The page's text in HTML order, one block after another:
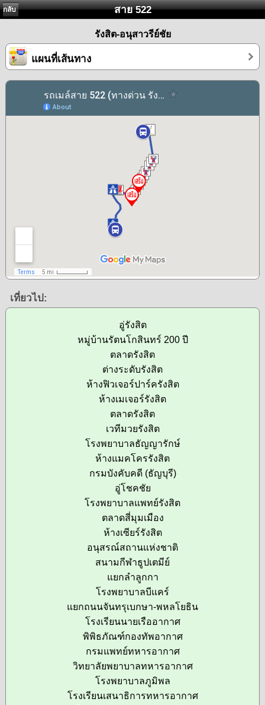
กลับ สาย 522
รังสิต-อนุสาวรีย์ชัย
แผนที่เส้นทาง
เที่ยวไป:
อู่รังสิต
หมู่บ้านรัตนโกสินทร์ 200 ปี
ตลาดรังสิต
ต่างระดับรังสิต
ห้างฟิวเจอร์ปาร์ครังสิต
ห้างเมเจอร์รังสิต
ตลาดรังสิต
เวทีมวยรังสิต
โรงพยาบาลธัญญารักษ์
ห้างแมคโครรังสิต
กรมบังคับคดี (ธัญบุรี)
อู่โชคชัย
โรงพยาบาลแพทย์รังสิต
ตลาดสี่มุมเมือง
ห้างเซียร์รังสิต
อนุสรณ์สถานแห่งชาติ
สนามกีฬาธูปเตมีย์
แยกลำลูกกา
โรงพยาบาลบีแคร์
แยกถนนจันทรุเบกษา-พหลโยธิน
โรงเรียนนายเรืออากาศ
พิพิธภัณฑ์กองทัพอากาศ
กรมแพทย์ทหารอากาศ
วิทยาลัยพยาบาลทหารอากาศ
โรงพยาบาลภูมิพล
โรงเรียนเสนาธิการทหารอากาศ